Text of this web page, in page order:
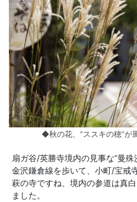
◆秋の花、”ススキの穂”が
扇ガ谷/英勝寺境内の見事な”曼殊
金沢鎌倉線を歩いて、小町/宝戒寺
萩の寺ですね、境内の参道は真
ました。